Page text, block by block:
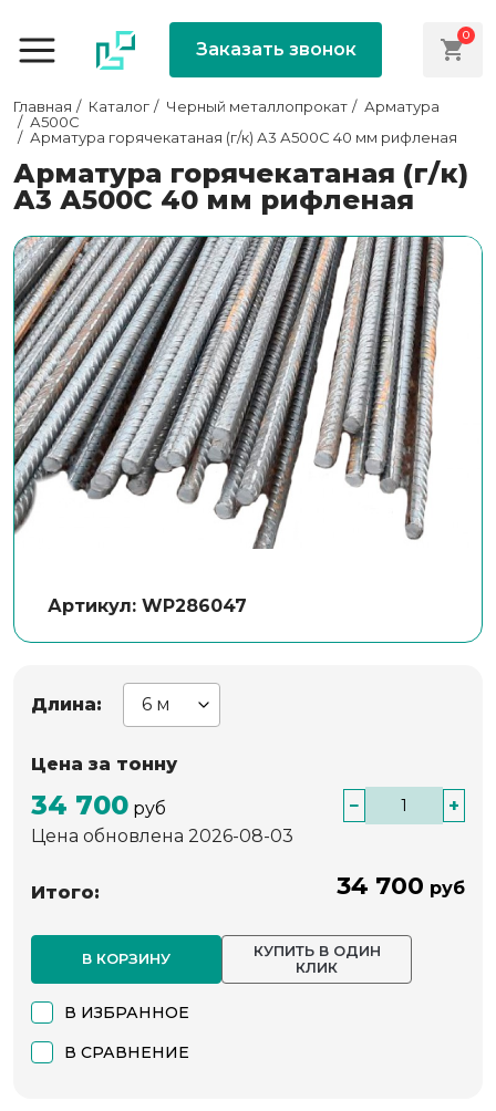
Заказать звонок
0
Главная Каталог Черный металлопрокат
Арматура
А500С
Арматура горячекатаная (г/к) А3 А500С 40 мм рифленая
Арматура горячекатаная (г/к)
А3 А500С 40 мм рифленая
Артикул: WP286047
Длина:
Цена за тонну
34 700 руб −
+
Цена обновлена 2026-08-03
Итого: 34 700 руб
В КОРЗИНУ
КУПИТЬ В ОДИН
КЛИК
В ИЗБРАННОЕ
В СРАВНЕНИЕ